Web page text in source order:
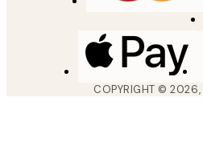
COPYRIGHT ©2026,